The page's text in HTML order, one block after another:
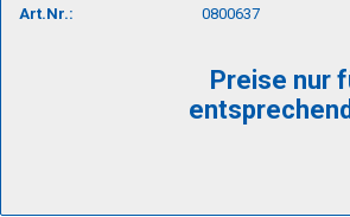
Art.Nr.: 0800637
Preise nur